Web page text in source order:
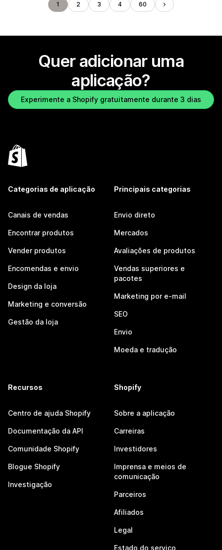
1 2 3 4 60
Quer adicionar uma
aplicação?
Experimente a Shopify gratuitamente durante 3 dias
Categorias de aplicação
Canais de vendas
Encontrar produtos
Vender produtos
Encomendas e envio
Design da loja
Marketing e conversão
Gestão da loja
Principais categorias
Envio direto
Mercados
Avaliações de produtos
Vendas superiores e
pacotes
Marketing por e-mail
SEO
Envio
Moeda e tradução
Recursos
Centro de ajuda Shopify
Documentação da API
Comunidade Shopify
Blogue Shopify
Investigação
Shopify
Sobre a aplicação
Carreiras
Investidores
Imprensa e meios de
comunicação
Parceiros
Afiliados
Legal
Estado do serviço